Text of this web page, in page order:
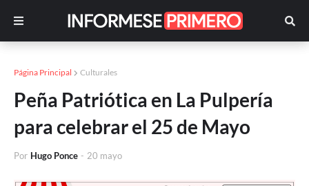
Página Principal Culturales
Peña Patriótica en La Pulpería
para celebrar el 25 de Mayo
Por Hugo Ponce - 20 mayo